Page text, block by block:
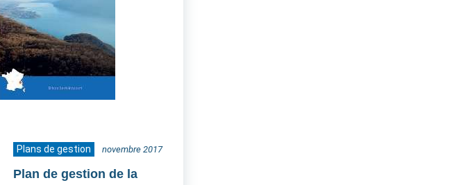
Plans de gestion novembre 2017
Plan de gestion de la